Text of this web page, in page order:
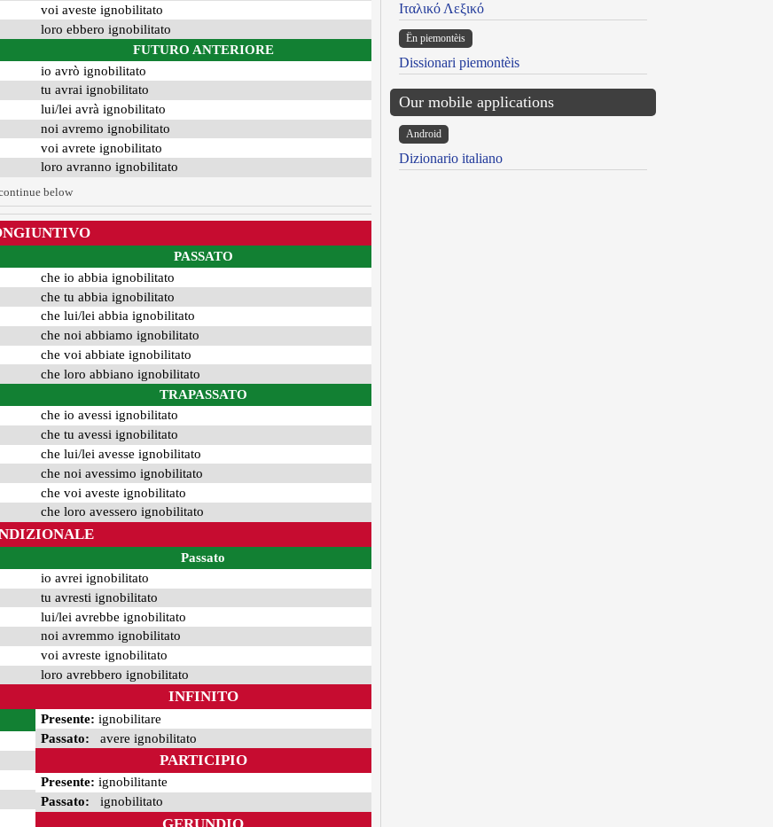
voi aveste ignobilitato
loro ebbero ignobilitato
FUTURO ANTERIORE
io avrò ignobilitato
tu avrai ignobilitato
lui/lei avrà ignobilitato
noi avremo ignobilitato
voi avrete ignobilitato
loro avranno ignobilitato
below
PASSATO
che io abbia ignobilitato
che tu abbia ignobilitato
che lui/lei abbia ignobilitato
che noi abbiamo ignobilitato
che voi abbiate ignobilitato
che loro abbiano ignobilitato
TRAPASSATO
che io avessi ignobilitato
che tu avessi ignobilitato
che lui/lei avesse ignobilitato
che noi avessimo ignobilitato
che voi aveste ignobilitato
che loro avessero ignobilitato
Passato
io avrei ignobilitato
tu avresti ignobilitato
lui/lei avrebbe ignobilitato
noi avremmo ignobilitato
voi avreste ignobilitato
loro avrebbero ignobilitato
INFINITO
Presente: ignobilitare
Passato: avere ignobilitato
PARTICIPIO
Presente: ignobilitante
Passato: ignobilitato
GERUNDIO
Ιταλικό Λεξικό
Ën piemontèis
Dissionari piemontèis
Our mobile applications
Android
Dizionario italiano